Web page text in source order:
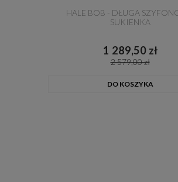
HALE BOB - DŁUGA
SUKIENKA
1 289,50 zł
2 579,00 zł
DO KOSZYKA